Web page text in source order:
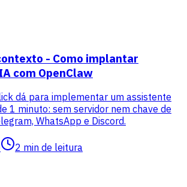
- Como implantar
com OpenClaw
dá para implementar um assistente
1 minuto: sem servidor nem chave de
WhatsApp e Discord.
2 min de leitura